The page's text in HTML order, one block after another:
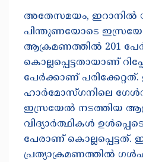
അതേസമയം,
പിന്തുണയോടെ
ആക്രമണത്തില്‍ 201
കൊല്ലപ്പെട്ടതായാണ്
പേർക്കാണ് പരിക്കേറ്റത്.
ഹാര്‍മോസ്ഗനിലെ
ഇസ്രയേല്‍ നടത്തിയ
വിദ്യാര്‍ത്ഥികള്‍
പേരാണ് കൊല്ലപ്പെട്ടത്.
പ്രത്യാക്രമണത്തിൽ